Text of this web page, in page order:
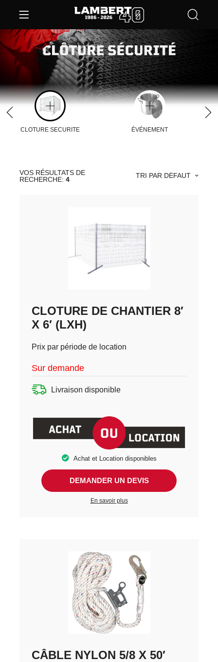
CLOTURE SECURITE ÉVÉNEMENT
VOS RÉSULTATS DE
RECHERCHE: 4 TRI PAR DÉFAUT
CLOTURE DE CHANTIER 8′
X 6′ (LXH)
Prix par période de location
Sur demande
Livraison disponible
Achat et Location disponibles
DEMANDER UN DEVIS
En savoir plus
CÂBLE NYLON 5/8 X 50′